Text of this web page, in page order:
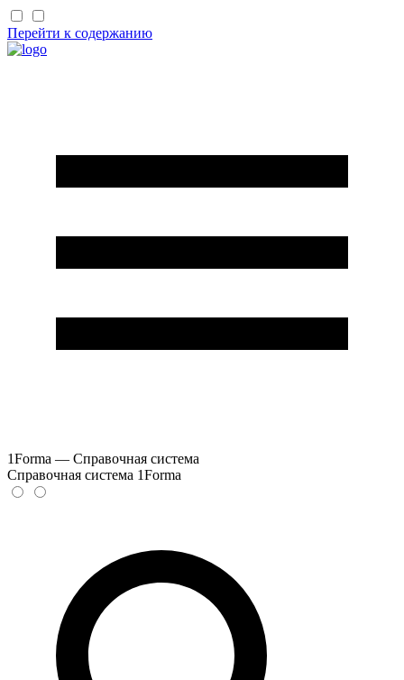
Перейти к содержанию
1Forma — Справочная система
Справочная система 1Forma